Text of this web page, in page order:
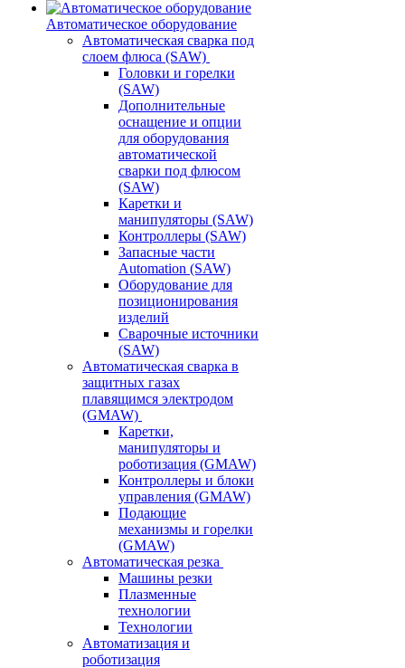
Автоматическое оборудование
Автоматическая сварка под
слоем флюса (SAW)
Головки и горелки
(SAW)
Дополнительные
оснащение и опции
для оборудования
автоматической
сварки под флюсом
(SAW)
Каретки и
манипуляторы (SAW)
Контроллеры (SAW)
Запасные части
Automation (SAW)
Оборудование для
позиционирования
изделий
Сварочные источники
(SAW)
Автоматическая сварка в
защитных газах
плавящимся электродом
(GMAW)
Каретки,
манипуляторы и
роботизация (GMAW)
Контроллеры и блоки
управления (GMAW)
Подающие
механизмы и горелки
(GMAW)
Автоматическая резка
Машины резки
Плазменные
технологии
Технологии
Автоматизация и
роботизация